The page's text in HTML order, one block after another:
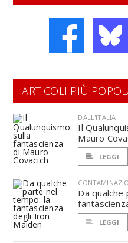
ARTICOLI PIÙ
DALL'ITALIA
Il
Mauro
LEGGI
Da
LEGGI